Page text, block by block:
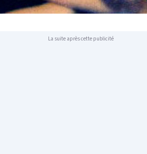
La suite après cette publicité